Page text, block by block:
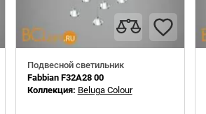
Подвесной светильник
Fabbian F32A28 00
Коллекция: Beluga Colour